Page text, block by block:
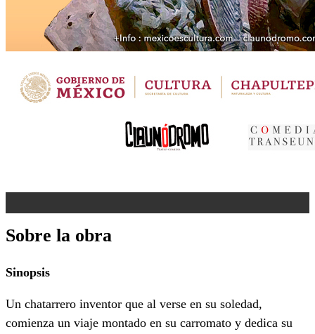
Sobre la obra
Sinopsis
Un chatarrero inventor que al verse en su soledad,
comienza un viaje montado en su carromato y dedica su